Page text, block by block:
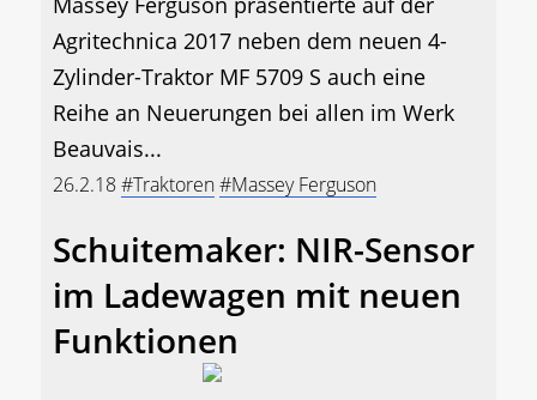
Agritechnica 2017 neben dem neuen 4-
Zylinder-Traktor MF 5709 S auch eine
Reihe an Neuerungen bei allen im Werk
Beauvais...
26.2.18#Traktoren#Massey Ferguson
Schuitemaker: NIR-Sensor
im Ladewagen mit neuen
Funktionen